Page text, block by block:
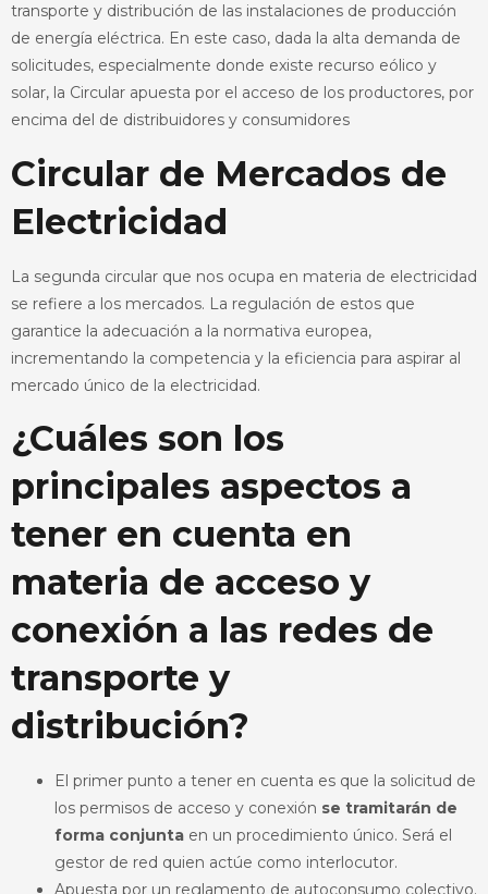
transporte y distribución de las instalaciones de producción
de energía eléctrica. En este caso, dada la alta demanda de
solicitudes, especialmente donde existe recurso eólico y
solar, la Circular apuesta por el acceso de los productores, por
encima del de distribuidores y consumidores
Circular de Mercados de
Electricidad
La segunda circular que nos ocupa en materia de electricidad
se refiere a los mercados. La regulación de estos que
garantice la adecuación a la normativa europea,
incrementando la competencia y la eficiencia para aspirar al
mercado único de la electricidad.
¿Cuáles son los
principales aspectos a
tener en cuenta en
materia de acceso y
conexión a las redes de
transporte y
distribución?
El primer punto a tener en cuenta es que la solicitud de
los permisos de acceso y conexión se tramitarán de
forma conjunta en un procedimiento único. Será el
gestor de red quien actúe como interlocutor.
Apuesta por un reglamento de autoconsumo colectivo.